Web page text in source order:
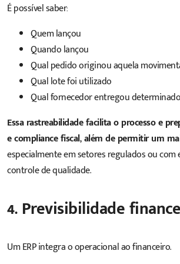
É possível saber:
Quem lançou
Quando lançou
Qual pedido originou aquela
Qual lote foi utilizado
Qual fornecedor entregou
Essa rastreabilidade facilita o processo e
e compliance fiscal, além de permitir um
especialmente em setores regulados ou com
controle de qualidade.
4. Previsibilidade
Um ERP integra o operacional ao financeiro.